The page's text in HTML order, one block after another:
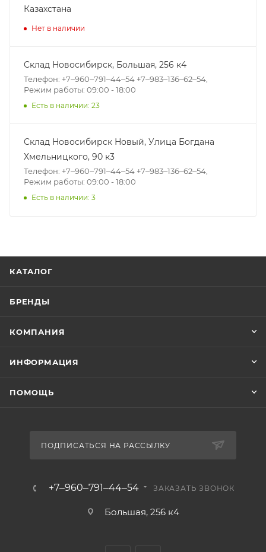
Казахстана
Нет в наличии
Склад Новосибирск, ​Большая, 256 к4
Телефон: +7‒960‒791‒44‒54 +7‒983‒136‒62‒54,
Режим работы: 09:00 - 18:00
Есть в наличии: 23
Склад Новосибирск Новый, ​Улица Богдана
Хмельницкого, 90 к3
Телефон: +7‒960‒791‒44‒54 +7‒983‒136‒62‒54,
Режим работы: 09:00 - 18:00
Есть в наличии: 3
КАТАЛОГ
БРЕНДЫ
КОМПАНИЯ
ИНФОРМАЦИЯ
ПОМОЩЬ
ПОДПИСАТЬСЯ НА РАССЫЛКУ
+7‒960‒791‒44‒54 ЗАКАЗАТЬ ЗВОНОК
Большая, 256 к4